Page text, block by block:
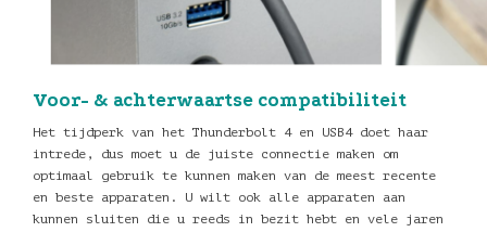
Voor- & achterwaartse compatibiliteit
Het tijdperk van het Thunderbolt 4 en USB4 doet haar
intrede, dus moet u de juiste connectie maken om
optimaal gebruik te kunnen maken van de meest recente
en beste apparaten. U wilt ook alle apparaten aan
kunnen sluiten die u reeds in bezit hebt en vele jaren